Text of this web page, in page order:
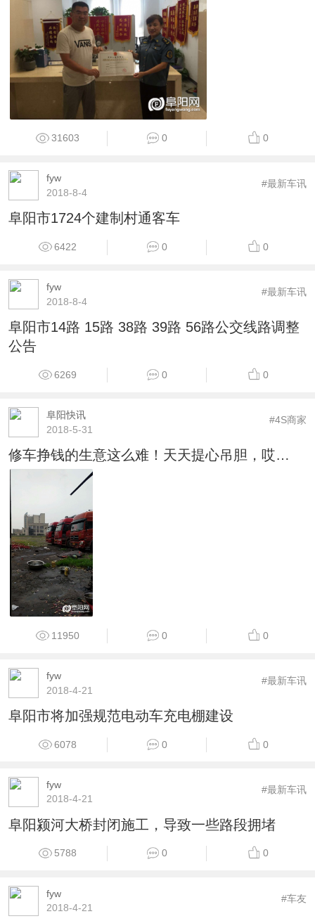
31603 0 0
fyw
2018-8-4
#最新车讯
阜阳市1724个建制村通客车
6422 0 0
fyw
2018-8-4
#最新车讯
阜阳市14路 15路 38路 39路 56路公交线路调整
公告
6269 0 0
阜阳快讯
2018-5-31
#4S商家
修车挣钱的生意这么难！天天提心吊胆，哎…
11950 0 0
fyw
2018-4-21
#最新车讯
阜阳市将加强规范电动车充电棚建设
6078 0 0
fyw
2018-4-21
#最新车讯
阜阳颍河大桥封闭施工，导致一些路段拥堵
5788 0 0
fyw
2018-4-21
#车友